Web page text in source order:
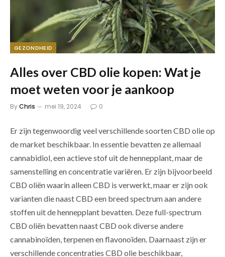
GEZONDHEID
Alles over CBD olie kopen: Wat je
moet weten voor je aankoop
ByChris mei 19, 2024 0
Er zijn tegenwoordig veel verschillende soorten CBD olie op
de market beschikbaar. In essentie bevatten ze allemaal
cannabidiol, een actieve stof uit de hennepplant, maar de
samenstelling en concentratie variëren. Er zijn bijvoorbeeld
CBD oliën waarin alleen CBD is verwerkt, maar er zijn ook
varianten die naast CBD een breed spectrum aan andere
stoffen uit de hennepplant bevatten. Deze full-spectrum
CBD oliën bevatten naast CBD ook diverse andere
cannabinoïden, terpenen en flavonoïden. Daarnaast zijn er
verschillende concentraties CBD olie beschikbaar,